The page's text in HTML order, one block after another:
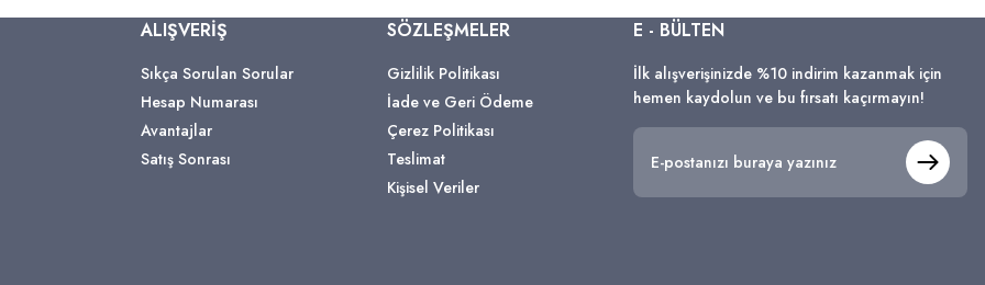
ALIŞVERİŞ
Sıkça Sorulan Sorular
Hesap Numarası
Avantajlar
Satış Sonrası
SÖZLEŞMELER
Gizlilik Politikası
İade ve Geri Ödeme
Çerez Politikası
Teslimat
Kişisel Veriler
E - BÜLTEN
İlk alışverişinizde %10 indirim kazanmak için
hemen kaydolun ve bu fırsatı kaçırmayın!